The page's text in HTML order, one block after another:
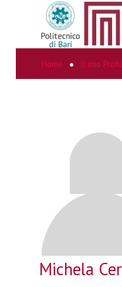
CERCA...
Home Il mio
Michela